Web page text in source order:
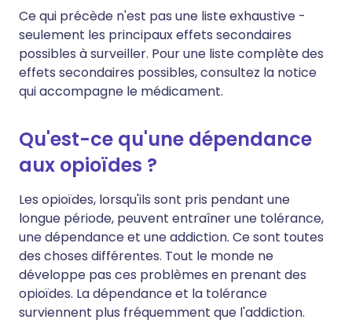
Ce qui précède n'est pas une liste exhaustive -
seulement les principaux effets secondaires
possibles à surveiller. Pour une liste complète des
effets secondaires possibles, consultez la notice
qui accompagne le médicament.
Qu'est-ce qu'une dépendance
aux opioïdes ?
Les opioïdes, lorsqu'ils sont pris pendant une
longue période, peuvent entraîner une tolérance,
une dépendance et une addiction. Ce sont toutes
des choses différentes. Tout le monde ne
développe pas ces problèmes en prenant des
opioïdes. La dépendance et la tolérance
surviennent plus fréquemment que l'addiction.